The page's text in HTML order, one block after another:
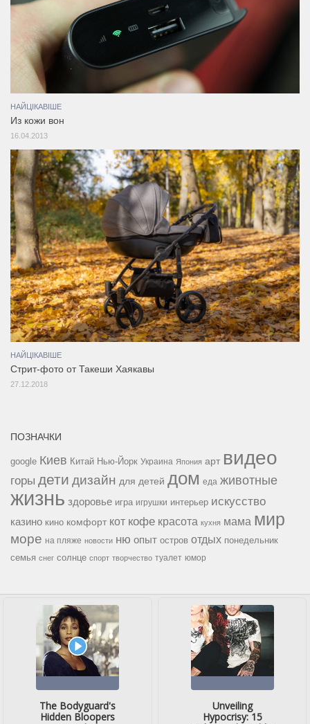
НАЙЦІКАВІШЕ
Из кожи вон
16.04.2013
НАЙЦІКАВІШЕ
Стрит-фото от Такеши Хаякавы
27.12.2018
ПОЗНАЧКИ
google Киев Китай Нью-Йорк Украина Япония арт видео
горы дети дизайн для детей дом еда животные
жизнь здоровье игра игрушки интерьер искусство
казино кино комфорт кот кофе красота кухня мама мир
море на пляже новости ню опыт остров отдых понедельник
семья снег солнце спорт творчество туалет юмор